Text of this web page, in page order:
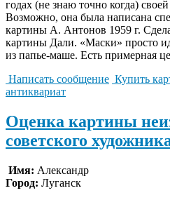
годах (не знаю точно когда)
Возможно, она была написана
картины А. Антонов 1959 г.
картины Дали. «Маски» просто
из папье-маше. Есть примерная
Написать сообщение Купить
антиквариат
Оценка картины
советского
Имя: Александр
Город: Луганск